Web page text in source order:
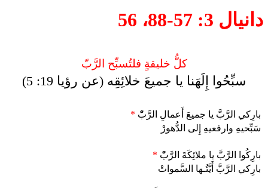
دانيال 3: 57-88، 56
كلُّ خليقةٍ فلتُسبِّح الرَّبّ
سبِّحُوا إِلَهَنا يا جميعَ خلائِقِه (عن رؤيا 19: 5)
بارِكي الرَّبَّ يا جميعَ أَعمالِ الرَّبّْ *
سَبِّحيهِ وارفعيهِ إِلى الدُّهورْ
بارِكُوا الرَّبَّ يا ملائِكَةَ الرَّبّْ *
بارِكي الرَّبَّ أَيَّتُـها السَّمواتْ